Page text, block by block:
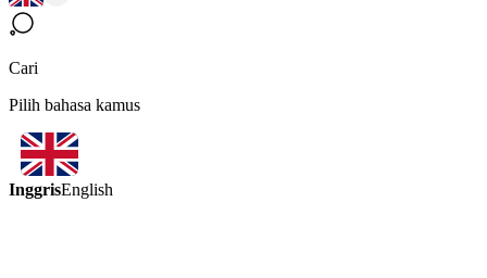
Cari
Pilih bahasa kamus
InggrisEnglish